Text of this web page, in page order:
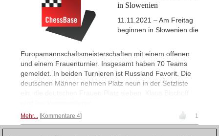
in Slowenien
11.11.2021 – Am Freitag
beginnen in Slowenien die
Europamannschaftsmeisterschaften mit einem offenen
und einem Frauenturnier. Insgesamt haben 70 Teams
gemeldet. In beiden Turnieren ist Russland Favorit. Die
deutschen Männer nehmen Platz neun in der Setzliste
Mehr... Kommentare 4 1